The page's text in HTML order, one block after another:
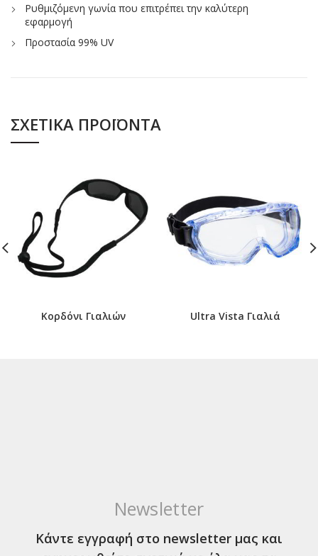
Ρυθμιζόμενη γωνία που επιτρέπει την καλύτερη
εφαρμογή
Προστασία 99% UV
ΣΧΕΤΙΚΆ ΠΡΟΪΌΝΤΑ
Κορδόνι Γιαλιών Ultra Vista Γιαλιά
Newsletter
Κάντε εγγραφή στο newsletter μας και